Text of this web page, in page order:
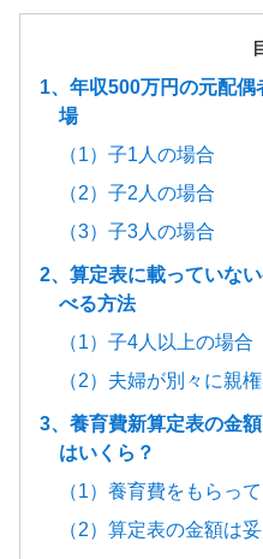
1、年収500万円の元配
場
（1）子1人の場合
（2）子2人の場合
（3）子3人の場合
2、算定表に載っていな
べる方法
（1）子4人以上の場合
（2）夫婦が別々に親
3、養育費新算定表の金
はいくら？
（1）養育費をもらっ
（2）算定表の金額は